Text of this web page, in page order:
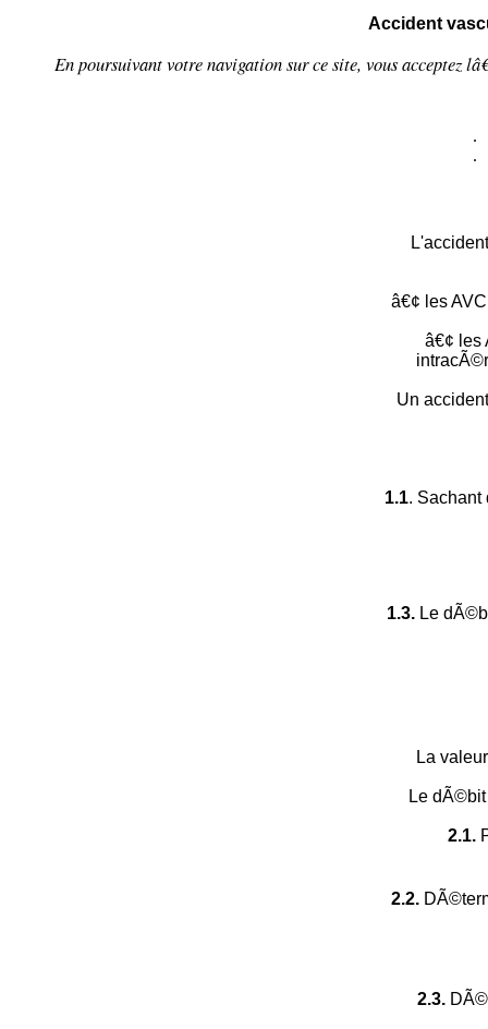
Accident
En poursuivant votre navigation sur ce site, vous acceptez
.
.
â€¢ les
â€¢ les
Un
1.1.
1.3.Le
La
Le
2.1.
2.2.
2.3.